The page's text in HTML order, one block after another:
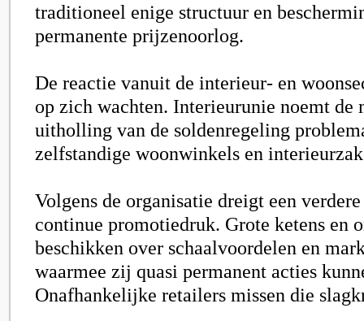
traditioneel enige structuur en
permanente prijzenoorlog.
De reactie vanuit de interieur- en
op zich wachten. Interieurunie noemt de
uitholling van de soldenregeling
zelfstandige woonwinkels en
Volgens de organisatie dreigt een
continue promotiedruk. Grote ketens en
beschikken over schaalvoordelen en
waarmee zij quasi permanent acties
Onafhankelijke retailers missen die